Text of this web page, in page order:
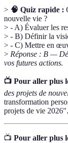
> 🧠 Quiz rapide :
nouvelle vie ?
> - A) Évaluer les
> - B) Définir la
> - C) Mettre en
> Réponse : B —
vos futures actions.
📺 Pour aller plus
des projets de
transformation
projets de vie 2026".
📺 Pour aller plus